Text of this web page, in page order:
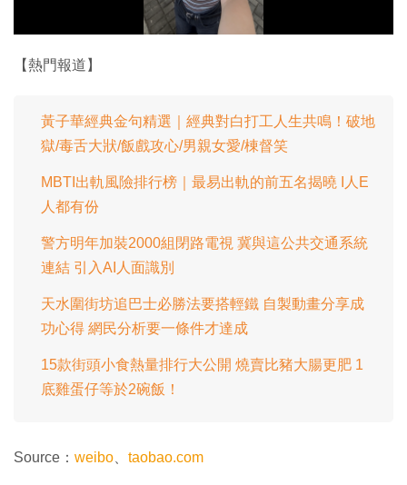
影
【熱門報道】
黃子華經典金句精選｜經典對白打工人生共鳴！破地
獄/毒舌大狀/飯戲攻心/男親女愛/棟督笑
MBTI出軌風險排行榜｜最易出軌的前五名揭曉 I人E
人都有份
警方明年加裝2000組閉路電視 冀與這公共交通系統
連結 引入AI人面識別
天水圍街坊追巴士必勝法要搭輕鐵 自製動畫分享成
功心得 網民分析要一條件才達成
15款街頭小食熱量排行大公開 燒賣比豬大腸更肥 1
底雞蛋仔等於2碗飯！
Source： weibo taobao.com